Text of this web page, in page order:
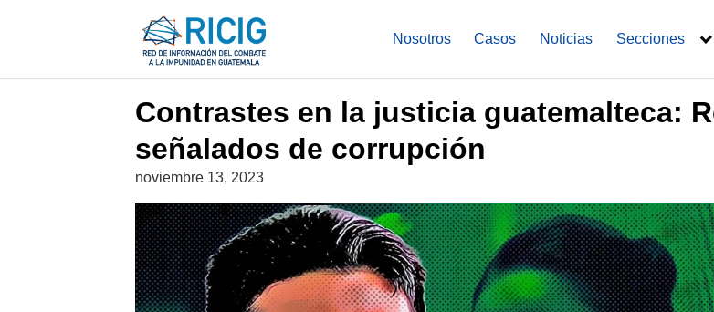
Nosotros Casos Noticias Secciones
NOTICIAS
Contrastes en la justicia guatemalteca:
señalados de corrupción
noviembre 13, 2023